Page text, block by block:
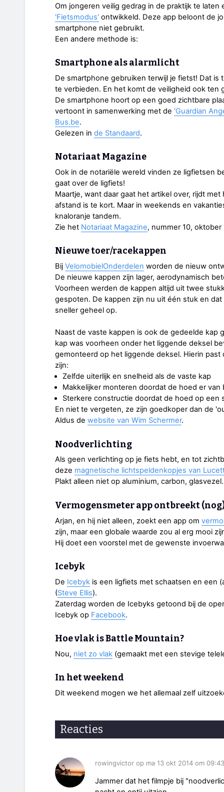
Om jongeren veilig gedrag in de praktijk te
'Fietsmodus' ontwikkeld. Deze app beloont de
smartphone niet gebruikt.
Een andere methode is:
Smartphone als alarmlicht
De smartphone gebruiken terwijl je fietst! Dat
te verbieden. En het komt de veiligheid ook ten
De smartphone hoort op een goed zichtbare
vertoont in samenwerking met de 'Guardian
Bus.be.
Gelezen in de Standaard.
Notariaat Magazine
Ook in de notariële wereld vinden ze ligfietsen
gaat over de ligfiets!
Maartje, want daar gaat het artikel over, rijdt
afstand is te kort. Maar in weekends en
knaloranje tandem.
Zie het Notariaat Magazine, nummer 10,
Nieuwe toer/racekappen
Bij VelomobielOnderdelen worden de nieuw
De nieuwe kappen zijn lager, aerodynamisch
Voorheen werden de kappen altijd uit twee
gespoten. De kappen zijn nu uit één stuk en
sneller geheel op.
Naast de vaste kappen is ook de gedeelde
kap was voorheen onder het liggende deksel
gemonteerd op het liggende deksel. Hierin
zijn:
Zelfde uiterlijk en snelheid als de vaste kap
Makkelijker monteren doordat de hoed er
Sterkere constructie doordat de hoed op
En niet te vergeten, ze zijn goedkoper dan de
Aldus de website van Wim Schermer.
Noodverlichting
Als geen verlichting op je fiets hebt, en tot
deze magnetische lichtspeldenkopjes van
Plakt alleen niet op aluminium, carbon,
Vermogensmeter app ontbreekt
Arjan, en hij niet alleen, zoekt een app om
zijn, maar een globale waarde zou al erg mooi
Hij doet een voorstel met de gewenste
Icebyk
De Icebyk is een ligfiets met schaatsen en een
(Steve Ellis).
Zaterdag worden de Icebyks getoond bij de
Icebyk op Facebook.
Hoe vlak is Battle Mountain?
Nou, niet zo vlak (gemaakt met een stevige
In het weekend
Dit weekend mogen we het allemaal zelf
Reacties
rowingvictor op ma 13 okt 2014 om 09:43
Jammer dat het filmpje bij